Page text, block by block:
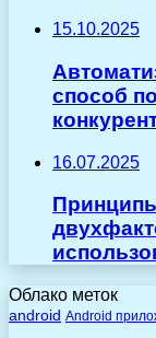
15.10.2025
способ
16.07.2025
Облако меток
android Android